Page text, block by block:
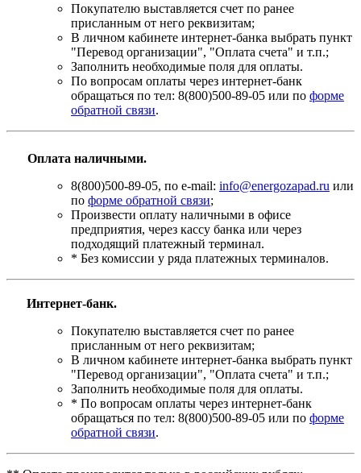
Покупателю выставляется счет по ранее
присланным от него реквизитам;
В личном кабинете интернет-банка выбрать пункт
"Перевод организации", "Оплата счета" и т.п.;
Заполнить необходимые поля для оплаты.
По вопросам оплаты через интернет-банк
обращаться по тел: 8(800)500-89-05 или по форме
обратной связи.
Оплата наличными.
8(800)500-89-05, по e-mail: info@energozapad.ru или
по форме обратной связи;
Произвести оплату наличными в офисе
предприятия, через кассу банка или через
подходящий платежный терминал.
* Без комиссии у ряда платежных терминалов.
Интернет-банк.
Покупателю выставляется счет по ранее
присланным от него реквизитам;
В личном кабинете интернет-банка выбрать пункт
"Перевод организации", "Оплата счета" и т.п.;
Заполнить необходимые поля для оплаты.
* По вопросам оплаты через интернет-банк
обращаться по тел: 8(800)500-89-05 или по форме
обратной связи.